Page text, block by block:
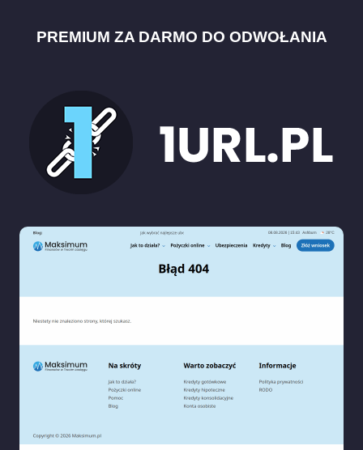
PREMIUM ZA DARMO DO ODWOŁANIA